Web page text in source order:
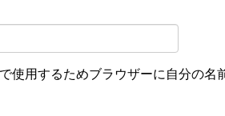
使用するためブラウザーに自分の名